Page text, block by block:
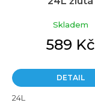
Skladem
589 Kč
DETAIL
24L